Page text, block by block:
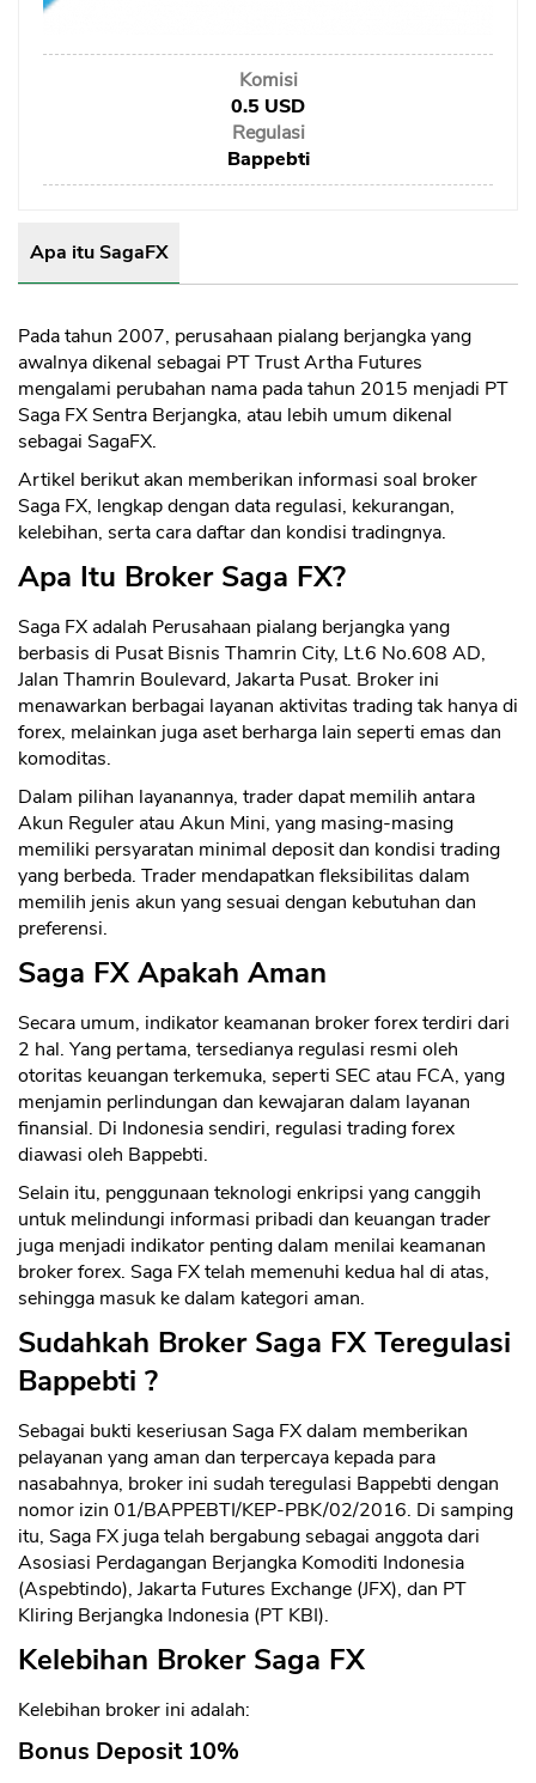
Exchange
Asuransi
Asuransi Kesehatan
Asuransi Syariah
Komisi
0.5 USD
Regulasi
Bappebti
Apa itu SagaFX
Pada tahun 2007, perusahaan pialang berjangka yang
awalnya dikenal sebagai PT Trust Artha Futures
mengalami perubahan nama pada tahun 2015 menjadi PT
Saga FX Sentra Berjangka, atau lebih umum dikenal
sebagai SagaFX.
Artikel berikut akan memberikan informasi soal broker
Saga FX, lengkap dengan data regulasi, kekurangan,
kelebihan, serta cara daftar dan kondisi tradingnya.
Apa Itu Broker Saga FX?
Saga FX adalah Perusahaan pialang berjangka yang
berbasis di Pusat Bisnis Thamrin City, Lt.6 No.608 AD,
Jalan Thamrin Boulevard, Jakarta Pusat. Broker ini
menawarkan berbagai layanan aktivitas trading tak hanya di
forex, melainkan juga aset berharga lain seperti emas dan
komoditas.
Dalam pilihan layanannya, trader dapat memilih antara
Akun Reguler atau Akun Mini, yang masing-masing
memiliki persyaratan minimal deposit dan kondisi trading
yang berbeda. Trader mendapatkan fleksibilitas dalam
memilih jenis akun yang sesuai dengan kebutuhan dan
preferensi.
Saga FX Apakah Aman
Secara umum, indikator keamanan broker forex terdiri dari
2 hal. Yang pertama, tersedianya regulasi resmi oleh
otoritas keuangan terkemuka, seperti SEC atau FCA, yang
menjamin perlindungan dan kewajaran dalam layanan
finansial. Di Indonesia sendiri, regulasi trading forex
diawasi oleh Bappebti.
Selain itu, penggunaan teknologi enkripsi yang canggih
untuk melindungi informasi pribadi dan keuangan trader
juga menjadi indikator penting dalam menilai keamanan
broker forex. Saga FX telah memenuhi kedua hal di atas,
sehingga masuk ke dalam kategori aman.
Sudahkah Broker Saga FX Teregulasi
Bappebti ?
Sebagai bukti keseriusan Saga FX dalam memberikan
pelayanan yang aman dan terpercaya kepada para
nasabahnya, broker ini sudah teregulasi Bappebti dengan
nomor izin 01/BAPPEBTI/KEP-PBK/02/2016. Di samping
itu, Saga FX juga telah bergabung sebagai anggota dari
Asosiasi Perdagangan Berjangka Komoditi Indonesia
(Aspebtindo), Jakarta Futures Exchange (JFX), dan PT
Kliring Berjangka Indonesia (PT KBI).
Kelebihan Broker Saga FX
Kelebihan broker ini adalah:
Bonus Deposit 10%